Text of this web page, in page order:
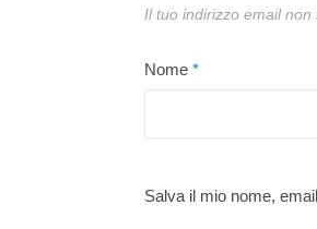
Il tuo indirizzo email non
Nome *
Salva il mio nome,